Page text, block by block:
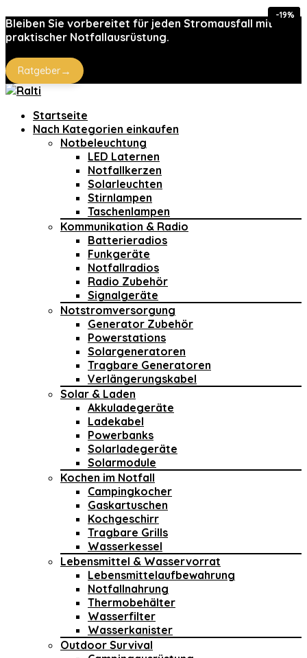
Bleiben Sie vorbereitet für jeden Stromausfall mit
praktischer Notfallausrüstung.
Ratgeber→
Startseite
Nach Kategorien einkaufen
Notbeleuchtung
LED Laternen
Notfallkerzen
Solarleuchten
Stirnlampen
Taschenlampen
Kommunikation & Radio
Batterieradios
Funkgeräte
Notfallradios
Radio Zubehör
Signalgeräte
Notstromversorgung
Generator Zubehör
Powerstations
Solargeneratoren
Tragbare Generatoren
Verlängerungskabel
Solar & Laden
Akkuladegeräte
Ladekabel
Powerbanks
Solarladegeräte
Solarmodule
Kochen im Notfall
Campingkocher
Gaskartuschen
Kochgeschirr
Tragbare Grills
Wasserkessel
Lebensmittel & Wasservorrat
Lebensmittelaufbewahrung
Notfallnahrung
Thermobehälter
Wasserfilter
Wasserkanister
Outdoor Survival
-33%
-19%
-19%